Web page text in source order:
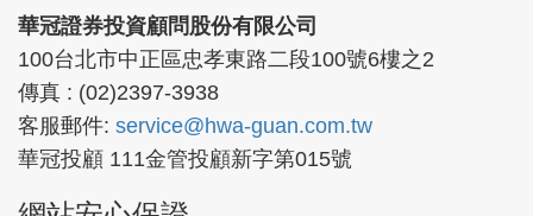
華冠證券投資顧問股份有限公司
100台北市中正區忠孝東路二段100號6樓之2
傳真 : (02)2397-3938
客服郵件: service@hwa-guan.com.tw
華冠投顧 111金管投顧新字第015號